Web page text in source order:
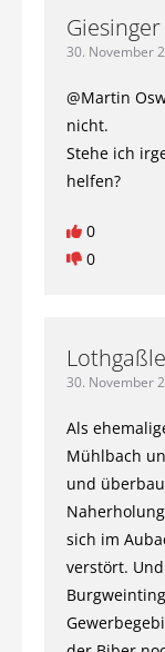
Giesinger
30. November
@Martin
nicht.
Stehe ich
helfen?
0
0
30. November
Als
Mühlbach
und
sich im
verstört.